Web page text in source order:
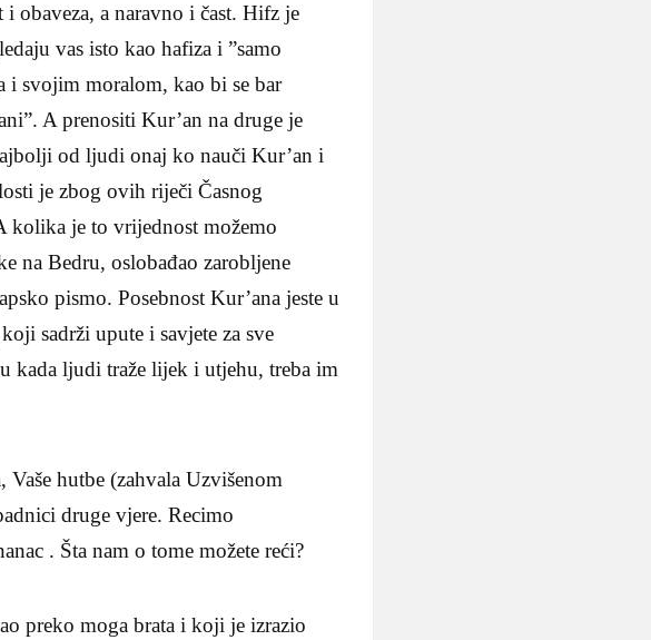
obaveza, a naravno i čast. Hifz je
vas isto kao hafiza i ”samo
i svojim moralom, kao bi se bar
A prenositi Kur’an na druge je
od ljudi onaj ko nauči Kur’an i
je zbog ovih riječi Časnog
kolika je to vrijednost možemo
na Bedru, oslobađao zarobljene
pismo. Posebnost Kur’ana jeste u
sadrži upute i savjete za sve
kada ljudi traže lijek i utjehu, treba im
hutbe (zahvala Uzvišenom
druge vjere. Recimo
. Šta nam o tome možete reći?
preko moga brata i koji je izrazio